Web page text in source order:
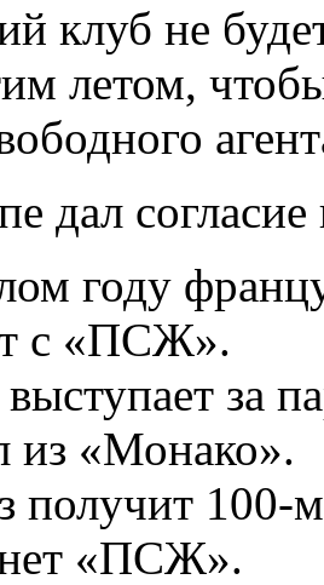
клуб не
летом,
дал согласие
году
с «ПСЖ».
за
из «Монако».
получит 100-
«ПСЖ».